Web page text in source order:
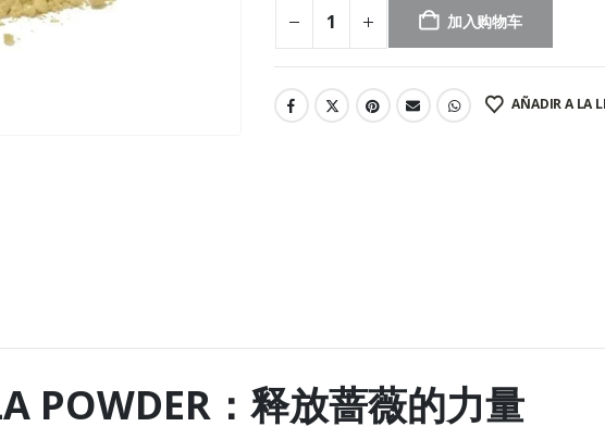
加入购物车
AÑADIR A LA
POWDER：释放蔷薇的力量